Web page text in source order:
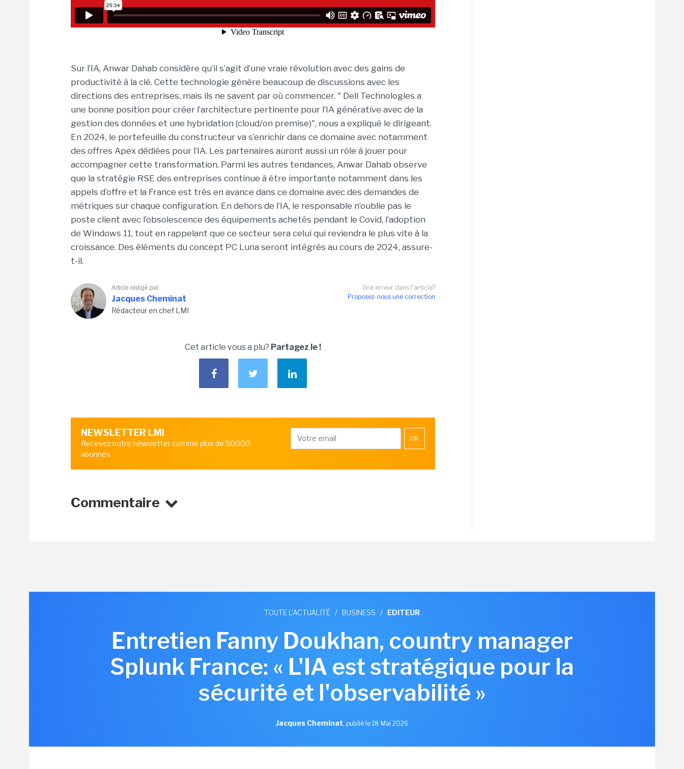
Sur l’IA, Anwar Dahab considère qu’il s’agit d’une vraie révolution avec des gains de
productivité à la clé. Cette technologie génère beaucoup de discussions avec les
directions des entreprises, mais ils ne savent par où commencer. " Dell Technologies a
une bonne position pour créer l’architecture pertinente pour l’IA générative avec de la
gestion des données et une hybridation (cloud/on premise)", nous a expliqué le dirigeant.
En 2024, le portefeuille du constructeur va s’enrichir dans ce domaine avec notamment
des offres Apex dédiées pour l’IA. Les partenaires auront aussi un rôle à jouer pour
accompagner cette transformation. Parmi les autres tendances, Anwar Dahab observe
que la stratégie RSE des entreprises continue à être importante notamment dans les
appels d’offre et la France est très en avance dans ce domaine avec des demandes de
métriques sur chaque configuration. En dehors de l’IA, le responsable n’oublie pas le
poste client avec l’obsolescence des équipements achetés pendant le Covid, l’adoption
de Windows 11, tout en rappelant que ce secteur sera celui qui reviendra le plus vite à la
croissance. Des éléments du concept PC Luna seront intégrés au cours de 2024, assure-
t-il.
Une erreur dans l'article?
Proposez-nous une correction
Article rédigé par
Jacques Cheminat
Rédacteur en chef LMI
Cet article vous a plu? Partagez le !
NEWSLETTER LMI
Recevez notre newsletter comme plus de 50000
abonnés
OK
Commentaire
TOUTE L'ACTUALITÉ / BUSINESS / EDITEUR
Entretien Fanny Doukhan, country manager
Splunk France: « L'IA est stratégique pour la
sécurité et l'observabilité »
Jacques Cheminat, publié le 18 Mai 2026